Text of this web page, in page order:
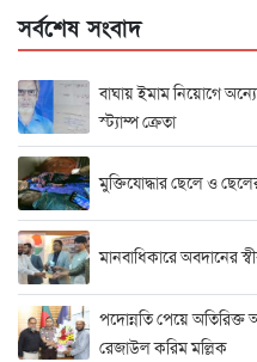
সর্বশেষ সংবাদ
বাঘায় ইমাম নিয়োগে
স্ট্যাম্প ক্রেতা
মুক্তিযোদ্ধার ছেলে ও
মানবাধিকারে অবদানের
পদোন্নতি পেয়ে অতিরিক্ত
রেজাউল করিম মল্লিক